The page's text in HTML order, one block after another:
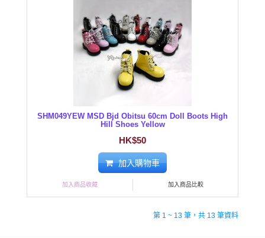
SHM049YEW MSD Bjd Obitsu 60cm Doll Boots High
Hill Shoes Yellow
HK$50
加入購物車
加入商品收藏 加入商品比較
第 1 ~ 13 筆，共 13 筆資料